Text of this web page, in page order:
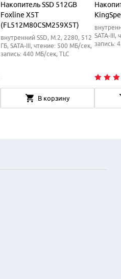
Накопитель SSD 512GB
Foxline X5T
(FL512M80CSM259X5T)
внутренний SSD, M.2, 2280, 512
ГБ, SATA-III, чтение: 500 МБ/сек,
запись: 440 МБ/сек, TLC
В корзину
SATA-III,
запись: